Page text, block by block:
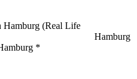
Hamburg (Real Life
*
Hamburg